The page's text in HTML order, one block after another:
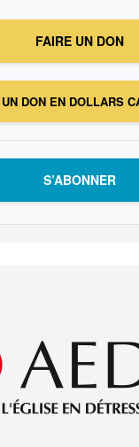
FAIRE UN DON
DON EN DOLLARS
S’ABONNER